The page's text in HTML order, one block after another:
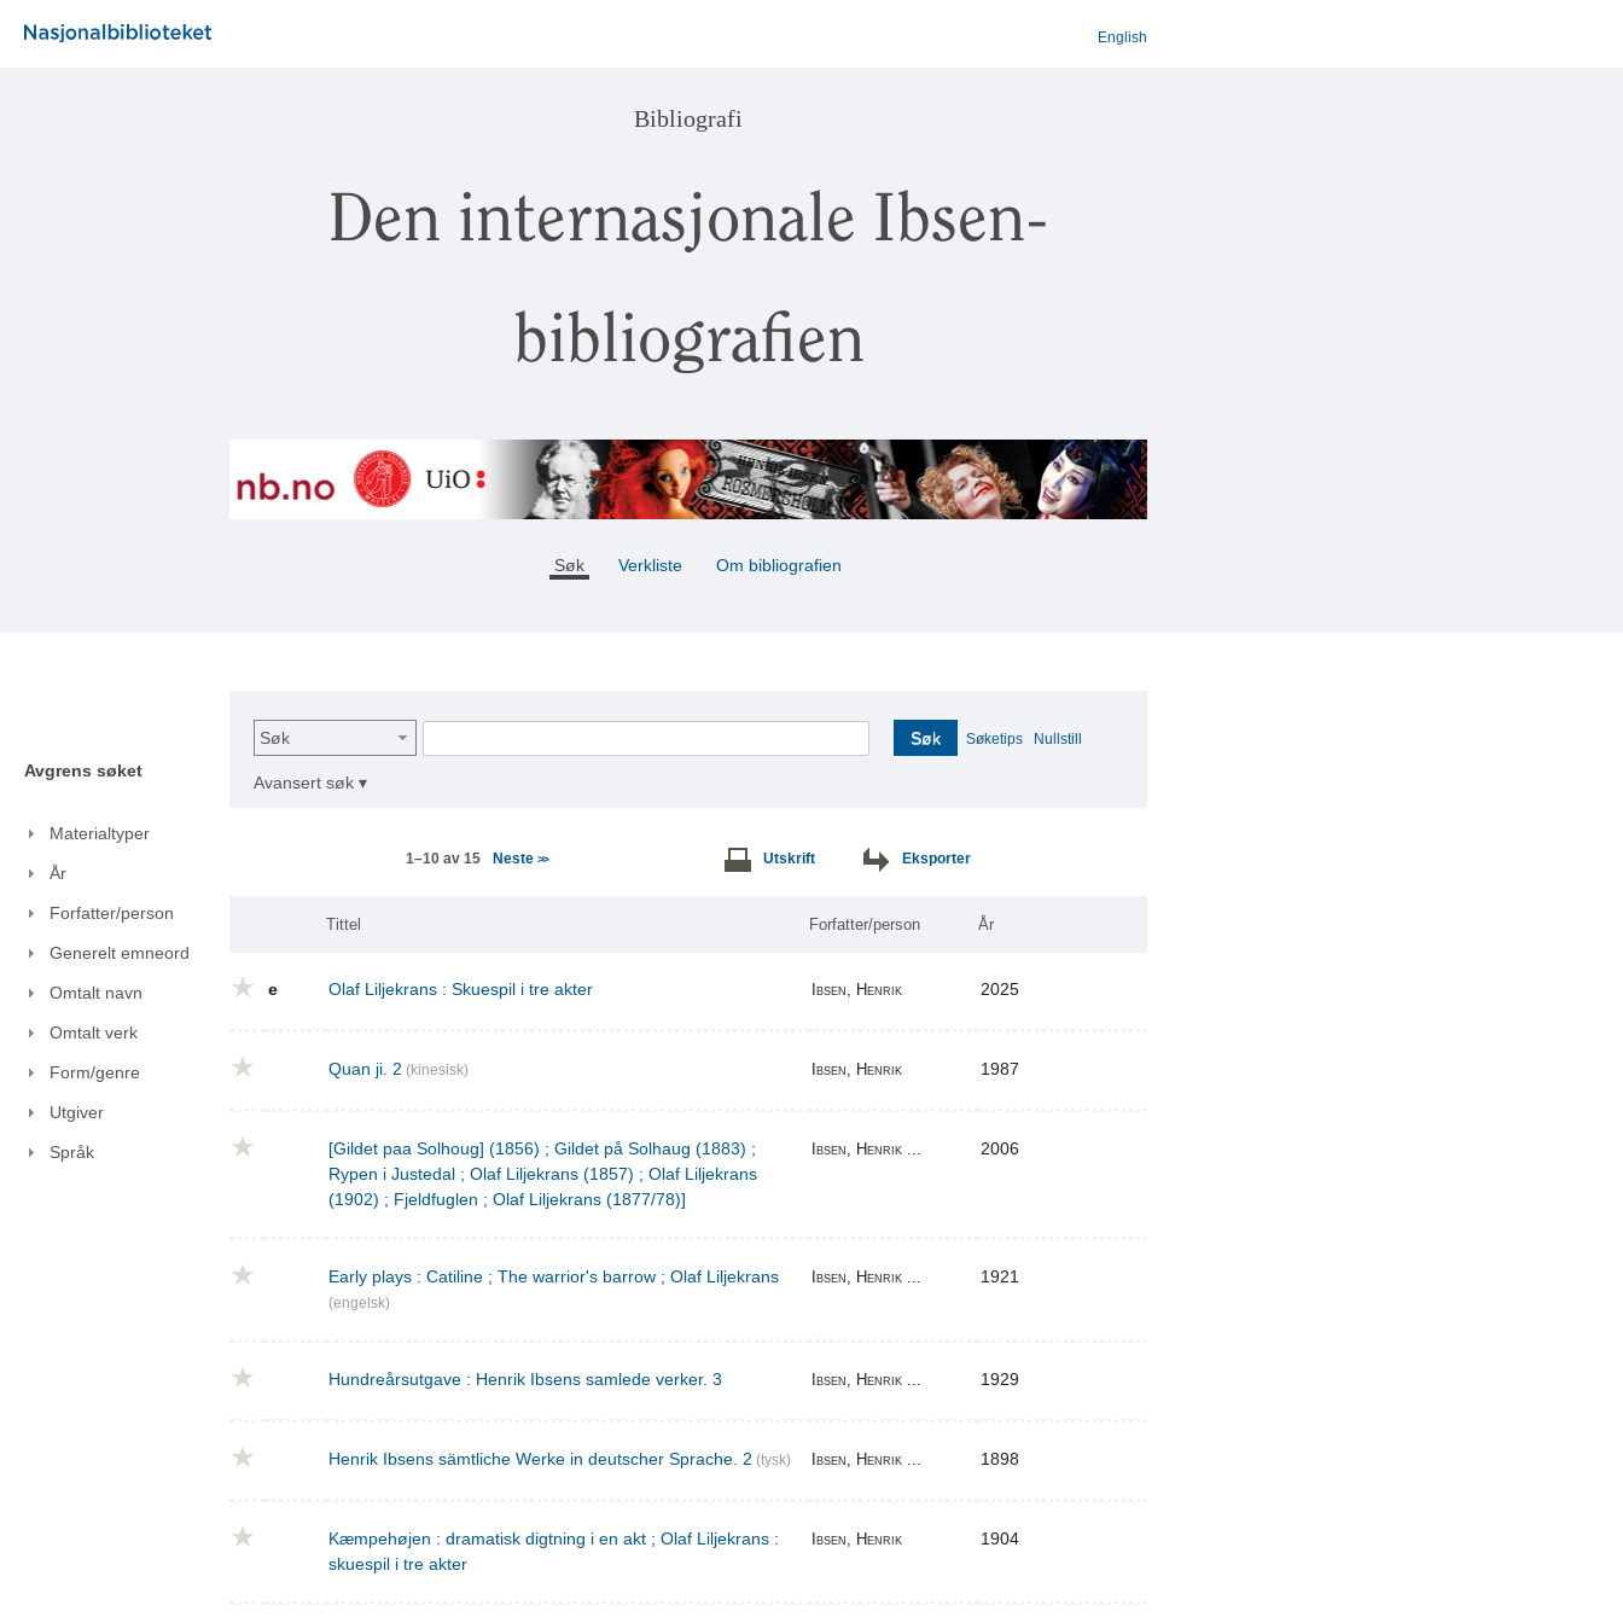
English
Bibliografi
Den internasjonale Ibsen-
bibliografien
Søk Verkliste Om bibliografien
Avgrens søket
Materialtyper
År
Forfatter/person
Generelt emneord
Omtalt navn
Omtalt verk
Form/genre
Utgiver
Språk
Søk Søk Søketips Nullstill
Avansert søk ▾
1–10 av 15 Neste>> Utskrift Eksporter
Tittel Forfatter/person År
e Olaf Liljekrans : Skuespil i tre akter Ibsen, Henrik 2025
Quan ji. 2 (kinesisk) Ibsen, Henrik 1987
[Gildet paa Solhoug] (1856) ; Gildet på Solhaug (1883) ;
Rypen i Justedal ; Olaf Liljekrans (1857) ; Olaf Liljekrans
(1902) ; Fjeldfuglen ; Olaf Liljekrans (1877/78)]
Ibsen, Henrik ... 2006
Early plays : Catiline ; The warrior's barrow ; Olaf Liljekrans
(engelsk)
Ibsen, Henrik ... 1921
Hundreårsutgave : Henrik Ibsens samlede verker. 3 Ibsen, Henrik ... 1929
Henrik Ibsens sämtliche Werke in deutscher Sprache. 2 (tysk) Ibsen, Henrik ... 1898
Kæmpehøjen : dramatisk digtning i en akt ; Olaf Liljekrans :
skuespil i tre akter
Ibsen, Henrik 1904